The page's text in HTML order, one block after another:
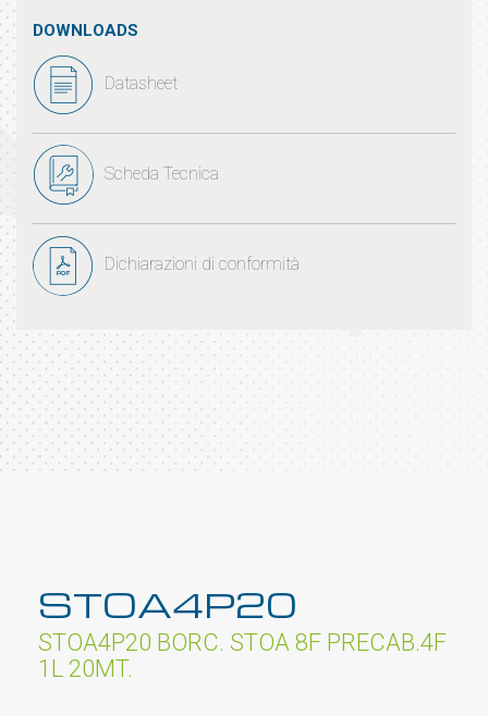
DOWNLOADS
Datasheet
Scheda Tecnica
Dichiarazioni di conformità
STOA4P20
STOA4P20 BORC. STOA 8F PRECAB.4F
1L 20MT.